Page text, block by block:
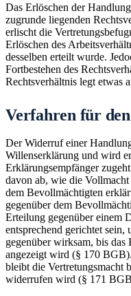
Das Erlöschen der
zugrunde liegenden
erlischt die
Erlöschen des
desselben erteilt wurde.
Fortbestehen des
Rechtsverhältnis legt etwas
Verfahren für
Der Widerruf einer
Willenserklärung und wird
Erklärungsempfänger
davon ab, wie die
dem Bevollmächtigten
gegenüber dem
Erteilung gegenüber einem
entsprechend gerichtet
gegenüber wirksam, bis
angezeigt wird (§ 170
bleibt die Vertretungsmacht
widerrufen wird (§ 171